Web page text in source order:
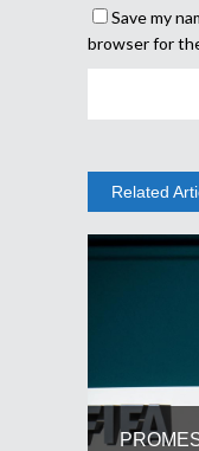
Save my
browser for
Related